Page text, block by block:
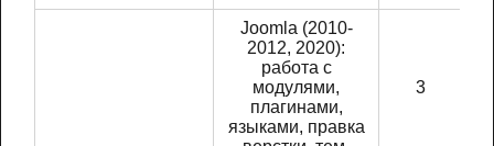
Joomla (2010-
2012, 2020):
работа с
модулями,
плагинами,
языками, правка
3